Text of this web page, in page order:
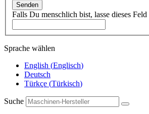
Senden
Falls Du menschlich bist, lasse dieses Feld
Sprache wählen
English (Englisch)
Deutsch
Türkçe (Türkisch)
Suche